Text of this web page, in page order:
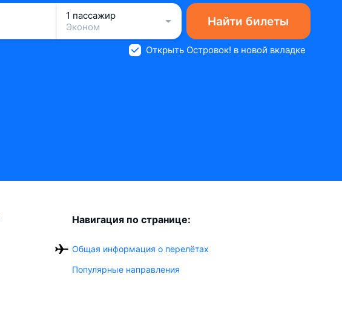
1 пассажир
Эконом
Найти билеты
Открыть Островок! в новой вкладке
Навигация по странице:
Общая информация о перелётах
Популярные направления